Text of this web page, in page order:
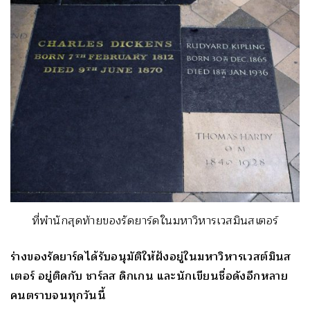
ที่พำนักสุดท้ายของรัดยาร์ดในมหาวิหารเวสมินสเตอร์
ร่างของรัดยาร์ดได้รับอนุมัติให้ฝังอยู่ในมหาวิหารเวสต์มินส
เตอร์ อยู่ติดกับ ชาร์ลส ดิกเกน และนักเขียนชื่อดังอีกหลาย
คนตราบจนทุกวันนี้